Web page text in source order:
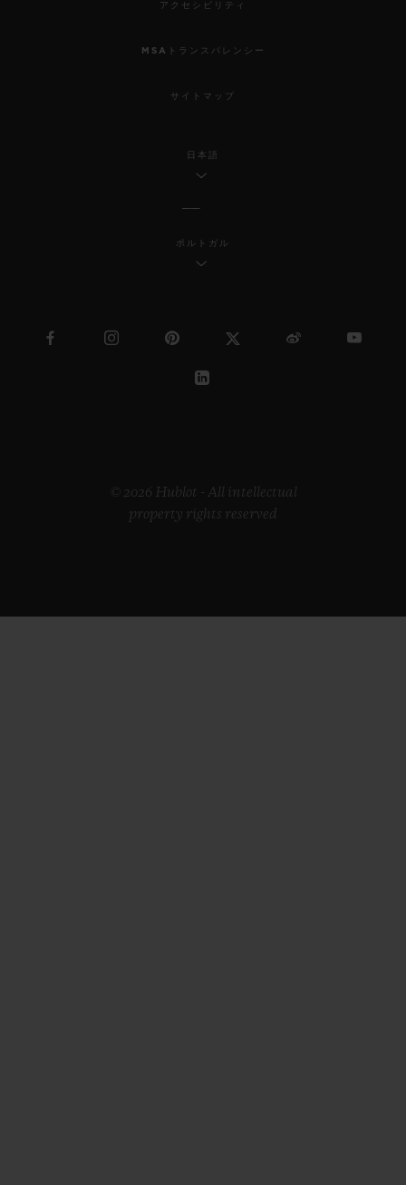
アクセシビリティ
MSAトランスパレンシー
サイトマップ
日本語
ポルトガル
© 2026 Hublot - All intellectual
property rights reserved